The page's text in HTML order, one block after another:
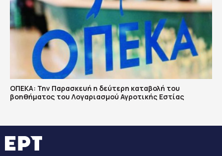
ΟΠΕΚΑ: Την Παρασκευή η δεύτερη καταβολή του
βοηθήματος του Λογαριασμού Αγροτικής Εστίας